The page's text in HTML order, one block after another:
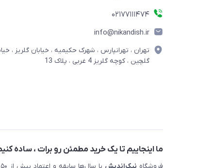
02177111474
info@nikandish.ir
تهران ، تهرانپارس ، شهرک حکیمیه ، خیابان گلریز ،
گلچین ، کوچه گلریز 4 غربی ، پلاک 13
ما اینجاییم تا یک خرید مطمئن رو برات ، ساده